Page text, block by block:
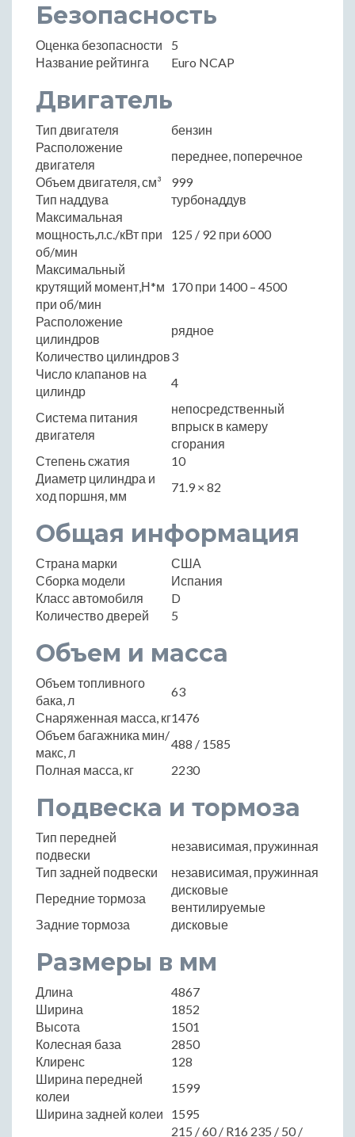
Безопасность
Оценка безопасности
5
Название рейтинга
Euro NCAP
Двигатель
Тип двигателя
бензин
Расположение
двигателя
переднее, поперечное
Объем двигателя, см³
999
Тип наддува
турбонаддув
Максимальная
мощность,л.с./кВт при
об/мин
125 / 92 при 6000
Максимальный
крутящий момент,Н*м
при об/мин
170 при 1400 – 4500
Расположение
цилиндров
рядное
Количество цилиндров3
Число клапанов на
цилиндр
4
Система питания
двигателя
непосредственный
впрыск в камеру
сгорания
Степень сжатия
10
Диаметр цилиндра и
ход поршня, мм
71.9 × 82
Общая информация
Страна марки
США
Сборка модели
Испания
Класс автомобиля
D
Количество дверей
5
Объем и масса
Объем топливного
бака, л
63
Снаряженная масса, кг1476
Объем багажника мин/
макс, л
488 / 1585
Полная масса, кг
2230
Подвеска и тормоза
Тип передней
подвески
независимая, пружинная
Тип задней подвески
независимая, пружинная
Передние тормоза
дисковые
вентилируемые
Задние тормоза
дисковые
Размеры в мм
Длина
4867
Ширина
1852
Высота
1501
Колесная база
2850
Клиренс
128
Ширина передней
колеи
1599
Ширина задней колеи
1595
215 / 60 / R16 235 / 50 /